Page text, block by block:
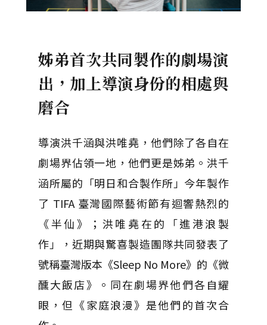
姊弟首次共同製作的劇場演
出，加上導演身份的相處與
磨合
導演洪千涵與洪唯堯，他們除了各自在
劇場界佔領一地，他們更是姊弟。洪千
涵所屬的「明日和合製作所」今年製作
了 TIFA 臺灣國際藝術節有迴響熱烈的
《半仙》；洪唯堯在的「進港浪製
作」，近期與驚喜製造團隊共同發表了
號稱臺灣版本《Sleep No More》的《微
醺大飯店》。同在劇場界他們各自耀
眼，但《家庭浪漫》是他們的首次合